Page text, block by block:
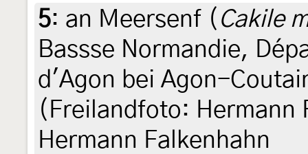
5: an Meersenf ( Cakile
Bassse Normandie,
d'Agon bei Agon-
(Freilandfoto: Hermann
Hermann Falkenhahn